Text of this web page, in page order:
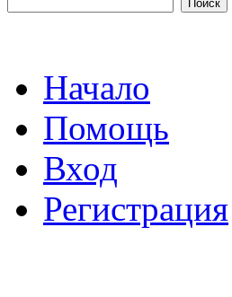
Начало
Помощь
Вход
Регистрация